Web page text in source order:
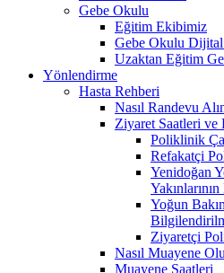
Gebe Okulu
Eğitim Ekibimiz
Gebe Okulu
Uzaktan Eğitim
Yönlendirme
Hasta Rehberi
Nasıl Randevu
Ziyaret Saatleri ve
Poliklinik
Refakatçi
Yenidoğan
Yoğun
Ziyaretçi
Nasıl Muayene
Muayene Saatleri